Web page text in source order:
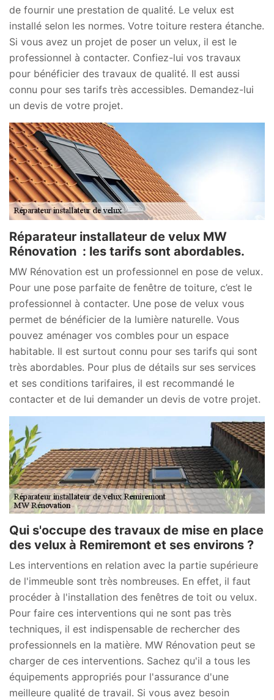
de fournir une prestation de qualité. Le velux est
installé selon les normes. Votre toiture restera étanche.
Si vous avez un projet de poser un velux, il est le
professionnel à contacter. Confiez-lui vos travaux
pour bénéficier des travaux de qualité. Il est aussi
connu pour ses tarifs très accessibles. Demandez-lui
un devis de votre projet.
Réparateur installateur de velux MW
Rénovation : les tarifs sont abordables.
MW Rénovation est un professionnel en pose de velux.
Pour une pose parfaite de fenêtre de toiture, c’est le
professionnel à contacter. Une pose de velux vous
permet de bénéficier de la lumière naturelle. Vous
pouvez aménager vos combles pour un espace
habitable. Il est surtout connu pour ses tarifs qui sont
très abordables. Pour plus de détails sur ses services
et ses conditions tarifaires, il est recommandé le
contacter et de lui demander un devis de votre projet.
Qui s'occupe des travaux de mise en place
des velux à Remiremont et ses environs ?
Les interventions en relation avec la partie supérieure
de l'immeuble sont très nombreuses. En effet, il faut
procéder à l'installation des fenêtres de toit ou velux.
Pour faire ces interventions qui ne sont pas très
techniques, il est indispensable de rechercher des
professionnels en la matière. MW Rénovation peut se
charger de ces interventions. Sachez qu'il a tous les
équipements appropriés pour l'assurance d'une
meilleure qualité de travail. Si vous avez besoin